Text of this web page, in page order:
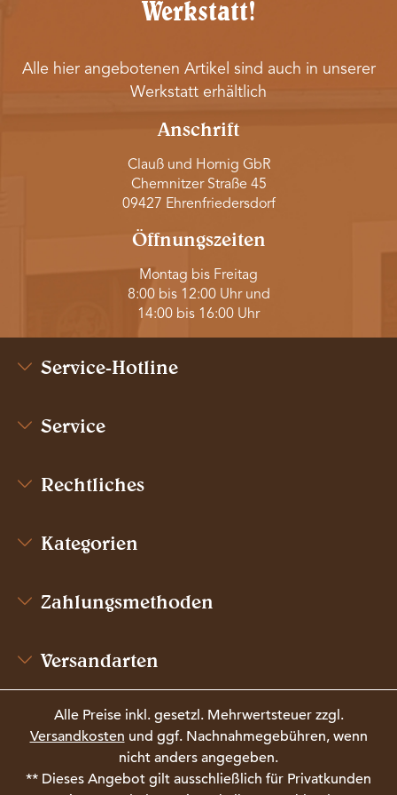
Werkstatt!
Alle hier angebotenen Artikel sind auch in unserer
Werkstatt erhältlich
Anschrift
Clauß und Hornig GbR
Chemnitzer Straße 45
09427 Ehrenfriedersdorf
Öffnungszeiten
Montag bis Freitag
8:00 bis 12:00 Uhr und
14:00 bis 16:00 Uhr
Service-Hotline
Service
Rechtliches
Kategorien
Zahlungsmethoden
Versandarten
Alle Preise inkl. gesetzl. Mehrwertsteuer zzgl.
Versandkosten und ggf. Nachnahmegebühren, wenn
nicht anders angegeben.
** Dieses Angebot gilt ausschließlich für Privatkunden